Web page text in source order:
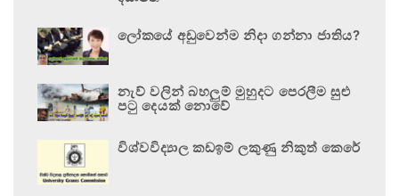
ලෝකයේ අඩුවෙන්ම නිදා ගන්නා ජාතිය?
නැව් වලින් බහලුම් මුහුදට පෙරලීම සුළු
පටු දෙයක් නොවේ
විශ්වවිද්‍යාල කඩඉම් ලකුණු නිකුත් කෙරේ